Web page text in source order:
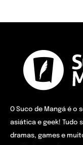
O Suco de Mangá é
asiática e geek! Tudo
dramas, games e